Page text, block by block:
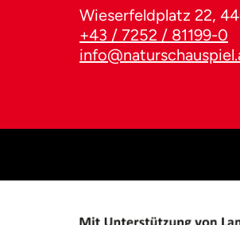
Wieserfeldplatz 22,
+43 / 7252 / 81199-0